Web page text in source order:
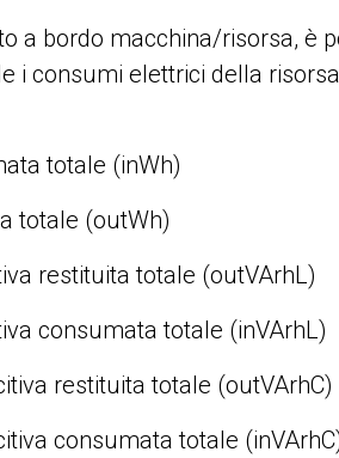
a bordo macchina/risorsa, è
i consumi elettrici della
totale (inWh)
totale (outWh)
restituita totale (outVArhL)
consumata totale (inVArhL)
restituita totale (outVArhC)
consumata totale